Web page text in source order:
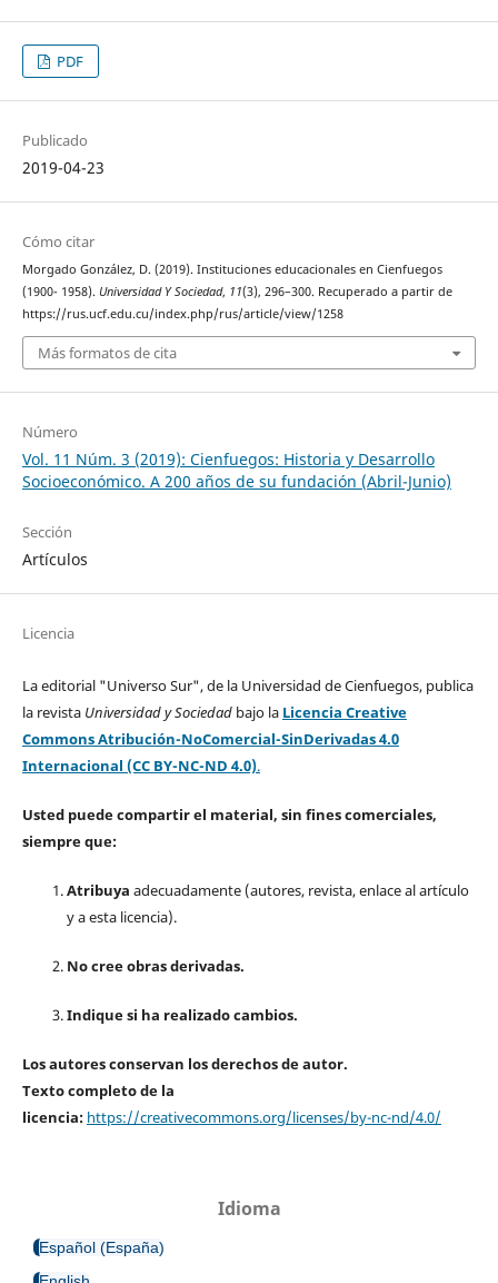
PDF
Publicado
2019-04-23
Cómo citar
Morgado González, D. (2019). Instituciones educacionales en Cienfuegos
(1900- 1958). Universidad Y Sociedad, 11(3), 296–300. Recuperado a partir de
https://rus.ucf.edu.cu/index.php/rus/article/view/1258
Más formatos de cita
Número
Vol. 11 Núm. 3 (2019): Cienfuegos: Historia y Desarrollo
Socioeconómico. A 200 años de su fundación (Abril-Junio)
Sección
Artículos
Licencia
La editorial "Universo Sur", de la Universidad de Cienfuegos, publica
la revista Universidad y Sociedad bajo la Licencia Creative
Commons Atribución-NoComercial-SinDerivadas 4.0
Internacional (CC BY-NC-ND 4.0).
Usted puede compartir el material, sin fines comerciales,
siempre que:
Atribuya adecuadamente (autores, revista, enlace al artículo
y a esta licencia).
No cree obras derivadas.
Indique si ha realizado cambios.
Los autores conservan los derechos de autor.
Texto completo de la
licencia: https://creativecommons.org/licenses/by-nc-nd/4.0/
Idioma
Español (España)